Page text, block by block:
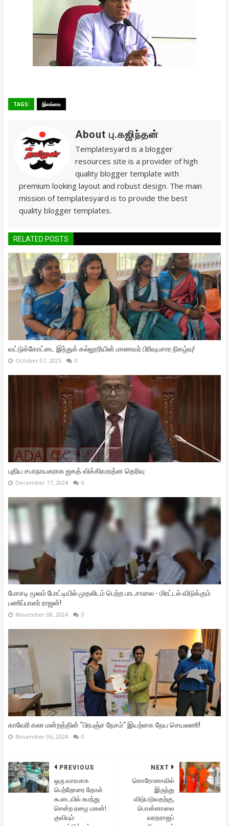
TAGS: இலங்கை
About பு.கஜிந்தன்
Templatesyard is a blogger
resources site is a provider of high
quality blogger template with
premium looking layout and robust design. The main
mission of templatesyard is to provide the best
quality blogger templates.
RELATED POSTS
வட்டுக்கோட்டை இந்துக் கல்லூரியின் மாணவர் பிரிவுபசார நிகழ்வு!
October 07, 2025 0
புதிய சபாநாயகராக ஜகத் விக்கிரமரத்ன தெரிவு
December 17, 2024 0
மோசடி மூலம் போட்டியில் முதலிடம் பெற்ற பாடசாலை - மிரட்டல் விடுக்கும்
பணிப்பாளர் ராஜன்!
November 08, 2024 0
காவேரி கலா மன்றத்தின் "பிரபஞ்ச நேசம்" இயற்கை நேய செயலணி!
November 06, 2024 0
NEXT
கொரோனாவில்
இருந்து
விடுபடுவதற்கு,
பொன்னாலை
வரதராஜப்
PREVIOUS
ஒரு வாரமாக
பெற்றோரை தோள்
கூடையில் சுமந்து
சென்ற ஏழை மகன்!
குவியும்